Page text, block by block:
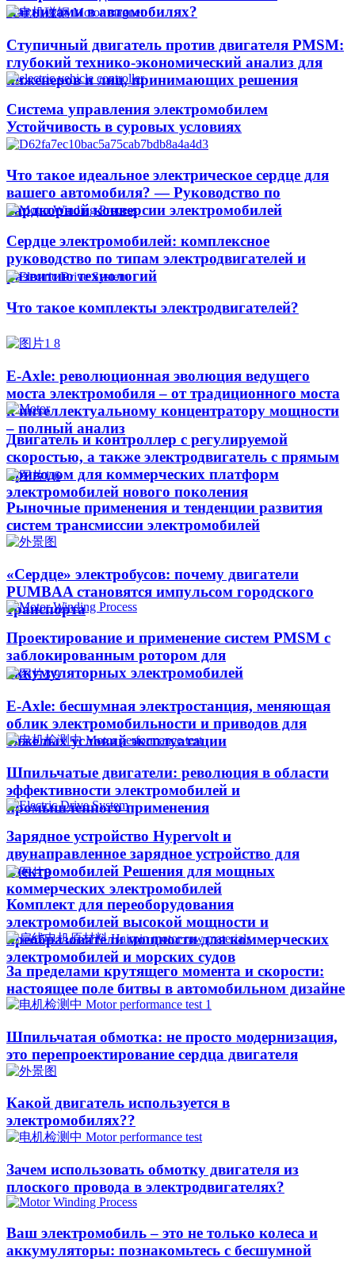
магнитами в автомобилях?
Ступичный двигатель против двигателя PMSM:
глубокий технико-экономический анализ для
инженеров и лиц, принимающих решения
Система управления электромобилем
Устойчивость в суровых условиях
Что такое идеальное электрическое сердце для
вашего автомобиля? — Руководство по
хардкорной конверсии электромобилей
Сердце электромобилей: комплексное
руководство по типам электродвигателей и
развитию технологий
Что такое комплекты электродвигателей?
E-Axle: революционная эволюция ведущего
моста электромобиля – от традиционного моста
к интеллектуальному концентратору мощности
– полный анализ
Двигатель и контроллер с регулируемой
скоростью, а также электродвигатель с прямым
приводом для коммерческих платформ
электромобилей нового поколения
Рыночные применения и тенденции развития
систем трансмиссии электромобилей
«Сердце» электробусов: почему двигатели
PUMBAA становятся импульсом городского
транспорта
Проектирование и применение систем PMSM с
заблокированным ротором для
аккумуляторных электромобилей
E-Axle: бесшумная электростанция, меняющая
облик электромобильности и приводов для
тяжелых условий эксплуатации
Шпильчатые двигатели: революция в области
эффективности электромобилей и
промышленного применения
Зарядное устройство Hypervolt и
двунаправленное зарядное устройство для
электромобилей Решения для мощных
коммерческих электромобилей
Комплект для переоборудования
электромобилей высокой мощности и
преобразователи мощности для коммерческих
электромобилей и морских судов
За пределами крутящего момента и скорости:
настоящее поле битвы в автомобильном дизайне
Шпильчатая обмотка: не просто модернизация,
это перепроектирование сердца двигателя​
Какой двигатель используется в
электромобилях??​​
Зачем использовать обмотку двигателя из
плоского провода в электродвигателях?
Ваш электромобиль – это не только колеса и
аккумуляторы: познакомьтесь с бесшумной